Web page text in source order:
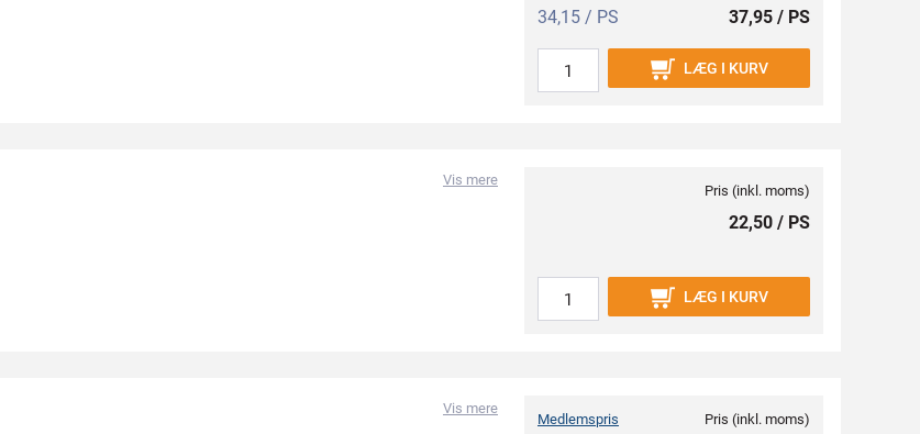
34,15 / PS 37,95 / PS
LÆG I KURV
Vis mere
Pris (inkl. moms)
22,50 / PS
LÆG I KURV
Vis mere
Medlemspris Pris (inkl. moms)